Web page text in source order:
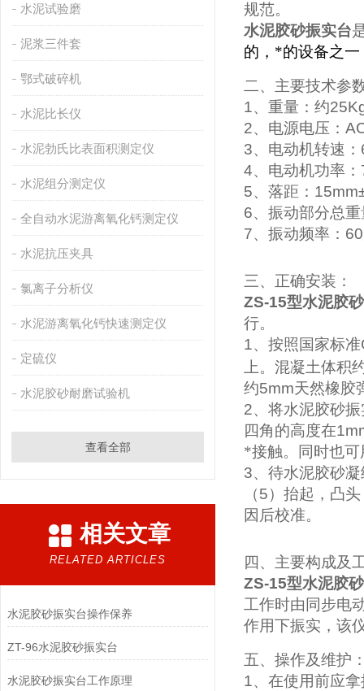
水泥试验磨
泥浆三件套
鄂式破碎机
水泥比长仪
水泥勃氏比表面积测定仪
水泥组分测定仪
全自动水泥游离氧化钙测定仪
水泥抗压夹具
氯离子分析仪
水泥游离氧化钙快速测定仪
定硫仪
水泥胶砂耐磨试验机
查看全部
相关文章
RELATED ARTICLES
水泥胶砂振实台操作保养
ZT-96水泥胶砂振实台
水泥胶砂振实台工作原理
规范。
水泥胶砂振实台
的，*的设备之
二、主要技术参
1、重量：约
2、电源电压：
3、电动机转速：
4、电动机功率：
5、落距：
6、振动部分总
7、振动频率： 60
三、正确安装：
ZS-15型水泥胶
行。
1、按照国家标准
上。混凝土体积
约5mm天然橡胶
2、将水泥胶砂
四角的高度在
*接触。同时也
3、待水泥胶砂
（5）抬起，凸
因后校准。
四、主要构成及
ZS-15型水泥胶
工作时由同步电
作用下振实，该
五、操作及维护
1、在使用前应